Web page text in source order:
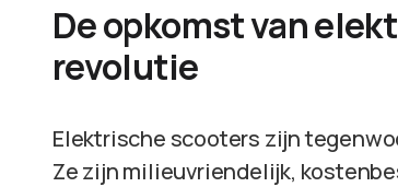
De opkomst van
revolutie
Elektrische scooters zijn
Ze zijn milieuvriendelijk,